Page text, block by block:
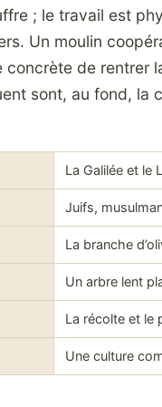
; le travail est
Un moulin
concrète de
sont, au fond, la
La Galilée et le
Juifs,
La branche
Un arbre lent
La récolte et le
Une culture